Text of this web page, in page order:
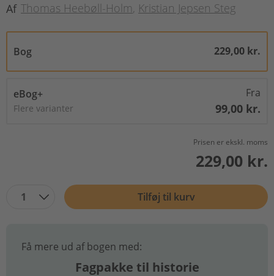
Af Thomas Heebøll-Holm Kristian Jepsen Steg
Bog 229,00 kr.
eBog+
Flere varianter
Fra
99,00 kr.
Prisen er ekskl. moms
229,00 kr.
1 Tilføj til kurv
Få mere ud af bogen med:
Fagpakke til historie